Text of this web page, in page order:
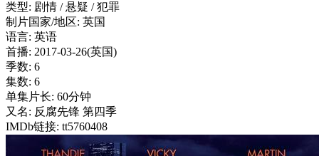
类型: 剧情 / 悬疑 / 犯罪
制片国家/地区: 英国
语言: 英语
首播: 2017-03-26(英国)
季数: 6
集数: 6
单集片长: 60分钟
又名: 反腐先锋 第四季
IMDb链接: tt5760408